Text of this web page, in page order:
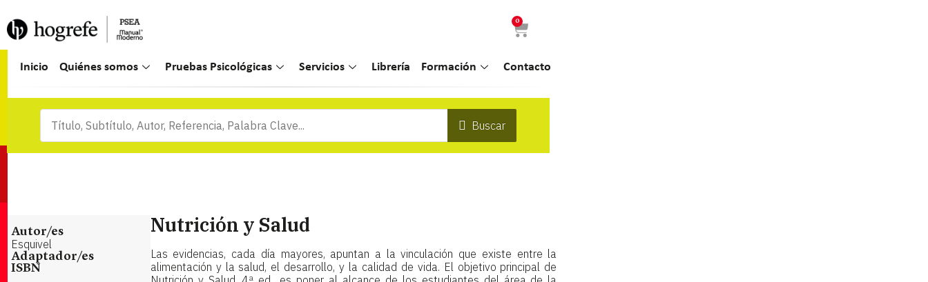
0
Inicio Quiénes somos Pruebas Psicológicas Servicios Librería Formación Contacto
Buscar
Autor/es
Esquivel
Adaptador/es
ISBN
Nutrición y Salud
Las evidencias, cada día mayores, apuntan a la vinculación que existe entre la
alimentación y la salud, el desarrollo, y la calidad de vida. El objetivo principal de